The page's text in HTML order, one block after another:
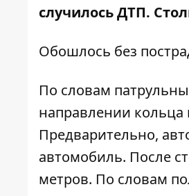
случилось ДТП.
Обошлось без
По словам
направлении кольца
Предварительно,
автомобиль. После
метров. По словам